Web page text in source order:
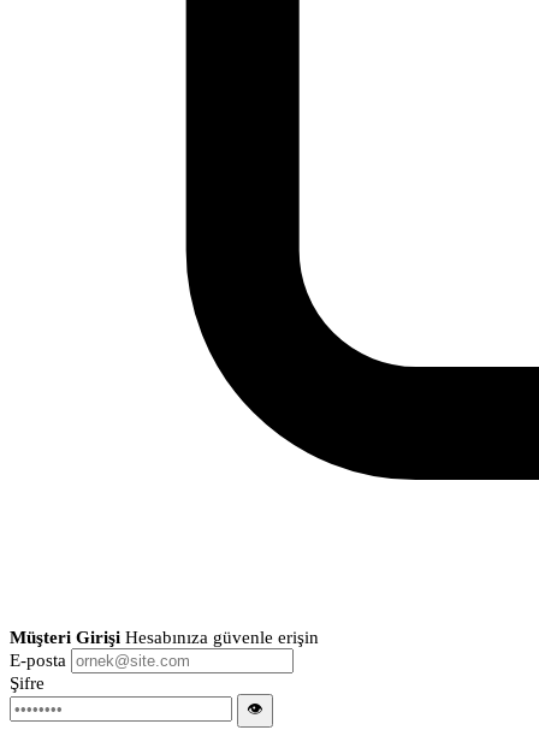
Müşteri Girişi Hesabınıza güvenle erişin
E-posta
Şifre
👁